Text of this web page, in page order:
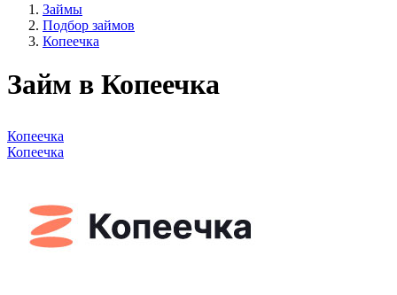
Займы
Подбор займов
Копеечка
Займ в Копеечка
Копеечка
Копеечка